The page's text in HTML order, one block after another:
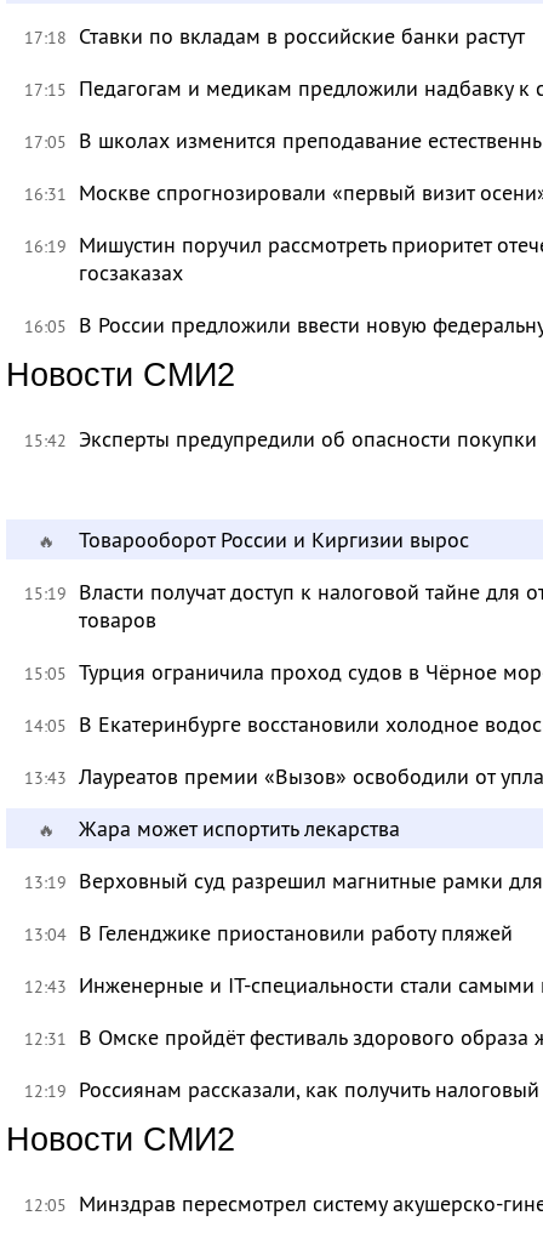
17:18 Ставки по вкладам в российские банки растут
17:15 Педагогам и медикам предложили надбавку к
17:05 В школах изменится преподавание
16:31 Москве спрогнозировали «первый визит
16:19
Мишустин поручил рассмотреть приоритет
госзаказах
16:05 В России предложили ввести новую
Новости СМИ2
15:42 Эксперты предупредили об опасности
🔥 Товарооборот России и Киргизии вырос
15:19
Власти получат доступ к налоговой тайне для
товаров
15:05 Турция ограничила проход судов в Чёрное
14:05 В Екатеринбурге восстановили холодное
13:43 Лауреатов премии «Вызов» освободили от
🔥 Жара может испортить лекарства
13:19 Верховный суд разрешил магнитные рамки
13:04 В Геленджике приостановили работу пляжей
12:43 Инженерные и IT-специальности стали
12:31 В Омске пройдёт фестиваль здорового
12:19 Россиянам рассказали, как получить
Новости СМИ2
12:05 Минздрав пересмотрел систему акушерско-